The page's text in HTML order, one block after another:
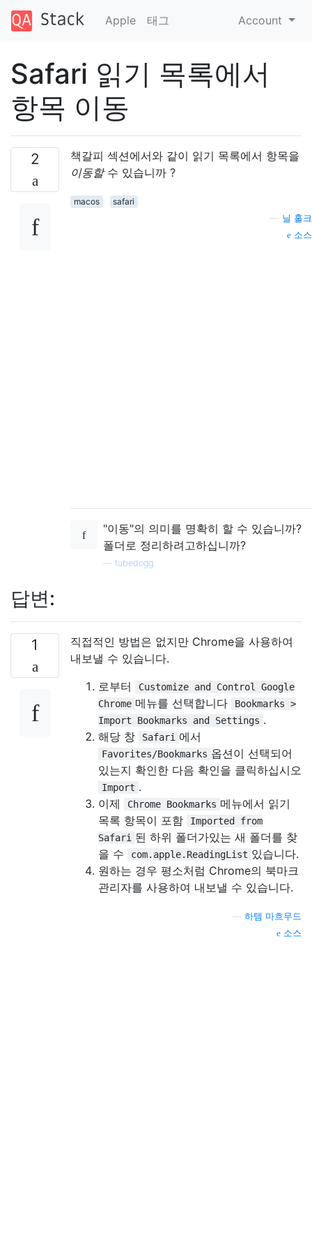
Apple 태그 Account
Safari 읽기 목록에서
항목 이동
2
책갈피 섹션에서와 같이 읽기 목록에서 항목을
이동할수 있습니까 ?
macos
safari
닐 홀크
소스
"이동"의 의미를 명확히 할 수 있습니까?
폴더로 정리하려고하십니까?
tubedogg
답변:
1
직접적인 방법은 없지만 Chrome을 사용하여
내보낼 수 있습니다.
로부터
Customize and Control Google
Chrome 메뉴를 선택합니다
Bookmarks >
Import Bookmarks and Settings .
해당 창
Safari 에서
Favorites/Bookmarks 옵션이 선택되어
있는지 확인한 다음 확인을 클릭하십시오
Import .
이제
Chrome Bookmarks 메뉴에서 읽기
목록 항목이 포함
Imported from
Safari 된 하위 폴더가있는 새 폴더를 찾
을 수
com.apple.ReadingList 있습니다.
원하는 경우 평소처럼 Chrome의 북마크
관리자를 사용하여 내보낼 수 있습니다.
하템 마흐무드
소스